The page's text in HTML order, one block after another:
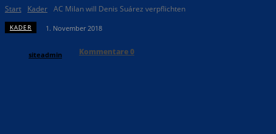
Start Kader AC Milan will Denis Suárez verpflichten
KADER 1. November 2018
siteadmin Kommentare0